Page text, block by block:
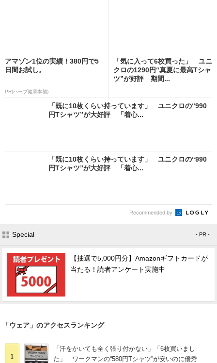
アマゾン1位の実績！380円で5
日間お試し。
PR(ハーブ健康本舗)
「気に入って6枚買った」 ユニ
クロの1290円“真夏に最高Tシャ
ツ”が好評 期間...
「既に10枚くらい持っています」 ユニクロの“990
円Tシャツ”が大好評 「着心...
「既に10枚くらい持っています」 ユニクロの“990
円Tシャツ”が大好評 「着心...
Recommended by
Special - PR -
【抽選で5,000円分】Amazonギフトカードが
当たる！読者アンケート実施中
「ウェア」のアクセスランキング
1
「汗をかいても全く張り付かない」「6枚買いまし
た」 ワークマンの“580円Tシャツ”が安いのに優秀